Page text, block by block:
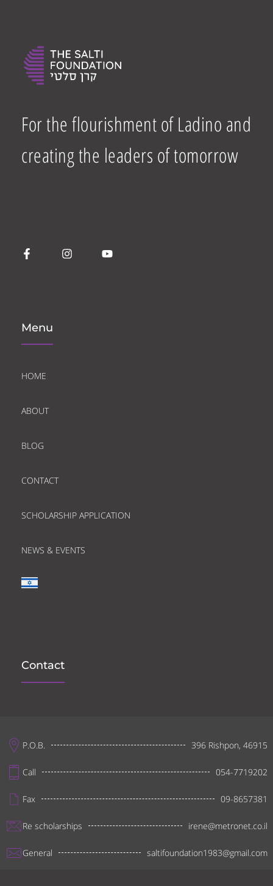
For the flourishment of Ladino and
creating the leaders of tomorrow
Menu
HOME
ABOUT
BLOG
CONTACT
SCHOLARSHIP APPLICATION
NEWS & EVENTS
Contact
P.O.B. 396 Rishpon, 46915
Call 054-7719202
Fax 09-8657381
Re scholarships irene@metronet.co.il
General saltifoundation1983@gmail.com